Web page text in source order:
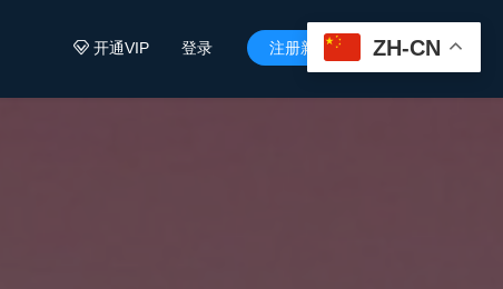
开通VIP 登录 注册新用户 
ZH-CN